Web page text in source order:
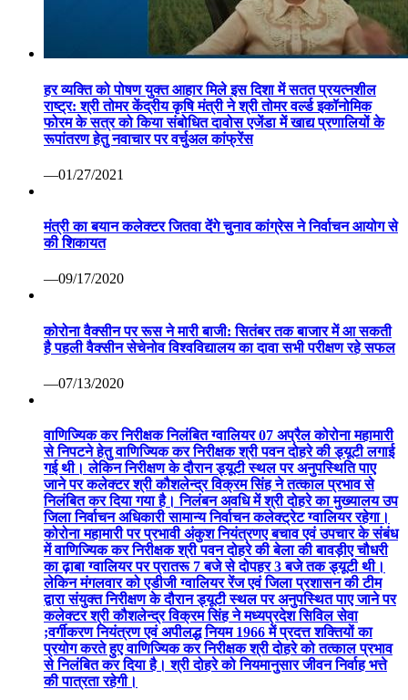
हर व्यक्ति को पोषण युक्त आहार मिले इस दिशा में सतत प्रयत्नशील
राष्ट्र: श्री तोमर केंद्रीय कृषि मंत्री ने श्री तोमर वर्ल्ड इकॉनोमिक
फोरम के सत्र को किया संबोधित दावोस एजेंडा में खाद्य प्रणालियों के
रूपांतरण हेतु नवाचार पर वर्चुअल कांफ्रेंस
—01/27/2021
मंत्री का बयान कलेक्टर जितवा देंगे चुनाव कांग्रेस ने निर्वाचन आयोग से
की शिकायत
—09/17/2020
कोरोना वैक्सीन पर रूस ने मारी बाजी: सितंबर तक बाजार में आ सकती
है पहली वैक्सीन सेचेनोव विश्वविद्यालय का दावा सभी परीक्षण रहे सफल
—07/13/2020
वाणिज्यिक कर निरीक्षक निलंबित ग्वालियर 07 अप्रैल कोरोना महामारी
से निपटने हेतु वाणिज्यिक कर निरीक्षक श्री पवन दोहरे की ड्यूटी लगाई
गई थी। लेकिन निरीक्षण के दौरान ड्यूटी स्थल पर अनुपस्थिति पाए
जाने पर कलेक्टर श्री कौशलेन्द्र विक्रम सिंह ने तत्काल प्रभाव से
निलंबित कर दिया गया है। निलंबन अवधि में श्री दोहरे का मुख्यालय उप
जिला निर्वाचन अधिकारी सामान्य निर्वाचन कलेक्ट्रेट ग्वालियर रहेगा।
कोरोना महामारी पर प्रभावी अंकुश नियंत्रणए बचाव एवं उपचार के संबंध
में वाणिज्यिक कर निरीक्षक श्री पवन दोहरे की बेला की बावड़ीए चौधरी
का ढ़ाबा ग्वालियर पर प्रातरू 7 बजे से दोपहर 3 बजे तक ड्यूटी थी।
लेकिन मंगलवार को एडीजी ग्वालियर रेंज एवं जिला प्रशासन की टीम
द्वारा संयुक्त निरीक्षण के दौरान ड्यूटी स्थल पर अनुपस्थित पाए जाने पर
कलेक्टर श्री कौशलेन्द्र विक्रम सिंह ने मध्यप्रदेश सिविल सेवा
;वर्गीकरण नियंत्रण एवं अपीलद्ध नियम 1966 में प्रदत्त शक्तियों का
प्रयोग करते हुए वाणिज्यिक कर निरीक्षक श्री दोहरे को तत्काल प्रभाव
से निलंबित कर दिया है। श्री दोहरे को नियमानुसार जीवन निर्वाह भत्ते
की पात्रता रहेगी।